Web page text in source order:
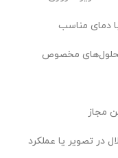
دمای مناسب
محلول‌های مخصوص
مجاز
در تصویر یا عملکرد